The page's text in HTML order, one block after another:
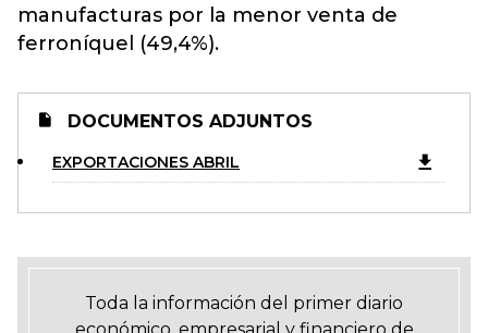
manufacturas por la menor venta de
ferroníquel (49,4%).
DOCUMENTOS ADJUNTOS
EXPORTACIONES ABRIL
Toda la información del primer diario